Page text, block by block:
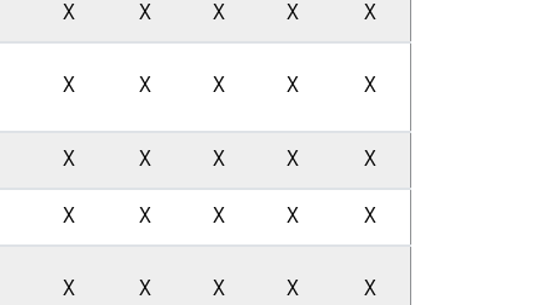
X X X X X
X X X X X
X X X X X
X X X X X
X X X X X